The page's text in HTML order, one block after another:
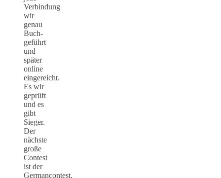
Verbindung
wir
genau
Buch-
geführt
und
später
online
eingereicht.
Es wir
geprüft
und es
gibt
Sieger.
Der
nächste
große
Contest
ist der
Germancontest,